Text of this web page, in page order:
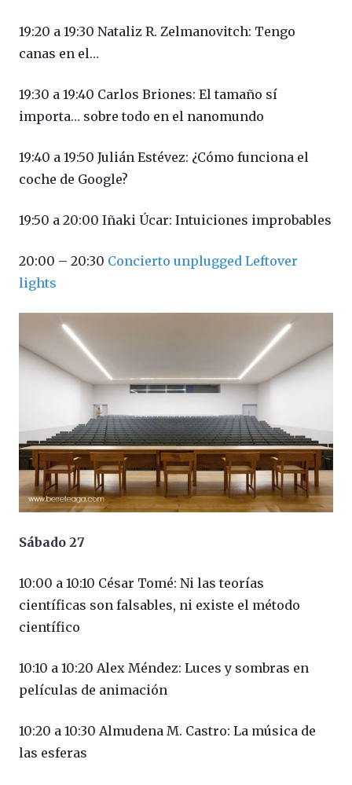
19:20 a 19:30 Nataliz R. Zelmanovitch: Tengo
canas en el…
19:30 a 19:40 Carlos Briones: El tamaño sí
importa… sobre todo en el nanomundo
19:40 a 19:50 Julián Estévez: ¿Cómo funciona el
coche de Google?
19:50 a 20:00 Iñaki Úcar: Intuiciones improbables
20:00 – 20:30 Concierto unplugged Leftover
lights
Sábado 27
10:00 a 10:10 César Tomé: Ni las teorías
científicas son falsables, ni existe el método
científico
10:10 a 10:20 Alex Méndez: Luces y sombras en
películas de animación
10:20 a 10:30 Almudena M. Castro: La música de
las esferas